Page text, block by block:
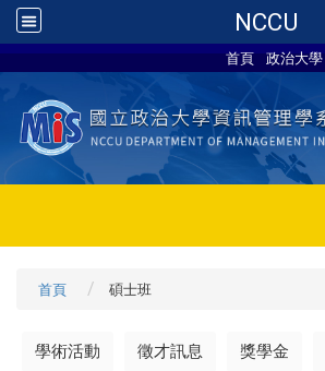
NCCU
首頁 政治大學
首頁 碩士班
學術活動 徵才訊息 獎學金